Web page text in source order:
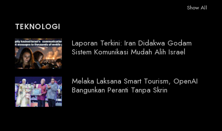
Show All
TEKNOLOGI
Laporan Terkini: Iran Didakwa Godam
Sistem Komunikasi Mudah Alih Israel
Melaka Laksana Smart Tourism, OpenAI
Bangunkan Peranti Tanpa Skrin